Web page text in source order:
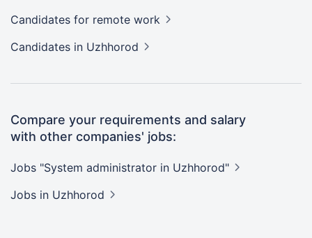
Candidates for remote work
Candidates in Uzhhorod
Compare your requirements and salary
with other companies' jobs:
Jobs "System administrator in Uzhhorod"
Jobs in Uzhhorod